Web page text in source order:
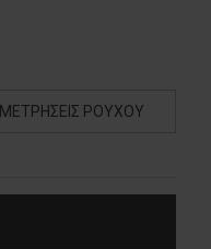
ΜΕΤΡΗΣΕΙΣ ΡΟΥΧΟΥ